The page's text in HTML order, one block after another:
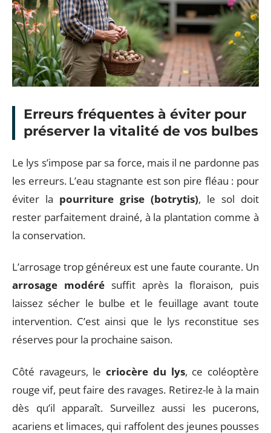
Erreurs fréquentes à éviter pour
préserver la vitalité de vos bulbes
Le lys s’impose par sa force, mais il ne pardonne pas
les erreurs. L’eau stagnante est son pire fléau : pour
éviter la pourriture grise (botrytis), le sol doit
rester parfaitement drainé, à la plantation comme à
la conservation.
L’arrosage trop généreux est une faute courante. Un
arrosage modérésuffit après la floraison, puis
laissez sécher le bulbe et le feuillage avant toute
intervention. C’est ainsi que le lys reconstitue ses
réserves pour la prochaine saison.
Côté ravageurs, lecriocère du lys, ce coléoptère
rouge vif, peut faire des ravages. Retirez-le à la main
dès qu’il apparaît. Surveillez aussi les pucerons,
acariens et limaces, qui raffolent des jeunes pousses